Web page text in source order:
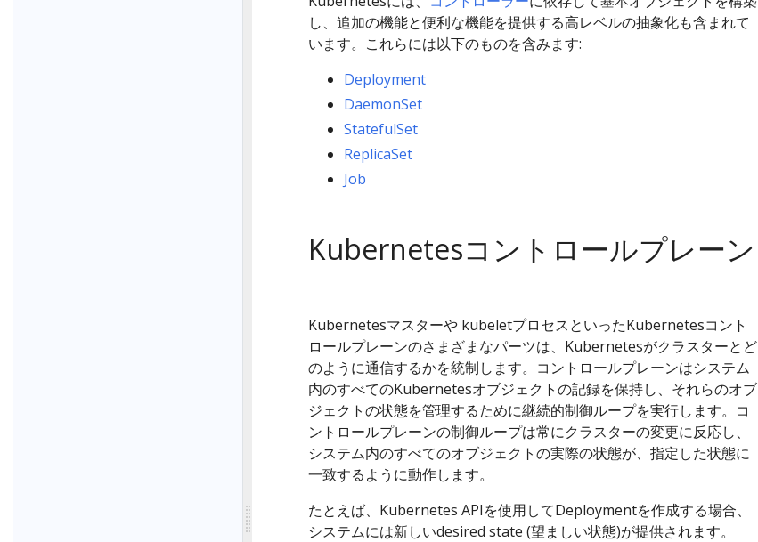
し、追加の機能と便利な機能を提供する高レベルの抽象化も含まれて
います。これらには以下のものを含みます:
Deployment
DaemonSet
StatefulSet
ReplicaSet
Job
Kubernetesコントロールプレーン
Kubernetesマスターや kubeletプロセスといったKubernetesコント
ロールプレーンのさまざまなパーツは、Kubernetesがクラスターとど
のように通信するかを統制します。コントロールプレーンはシステム
内のすべてのKubernetesオブジェクトの記録を保持し、それらのオブ
ジェクトの状態を管理するために継続的制御ループを実行します。コ
ントロールプレーンの制御ループは常にクラスターの変更に反応し、
システム内のすべてのオブジェクトの実際の状態が、指定した状態に
一致するように動作します。
たとえば、Kubernetes APIを使用してDeploymentを作成する場合、
システムには新しいdesired state (望ましい状態)が提供されます。